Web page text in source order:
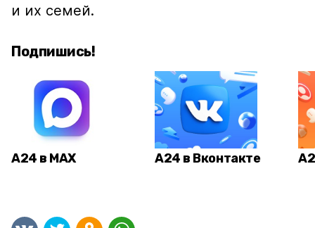
и их семей.
Подпишись!
А24 в MAX А24 в Вконтакте